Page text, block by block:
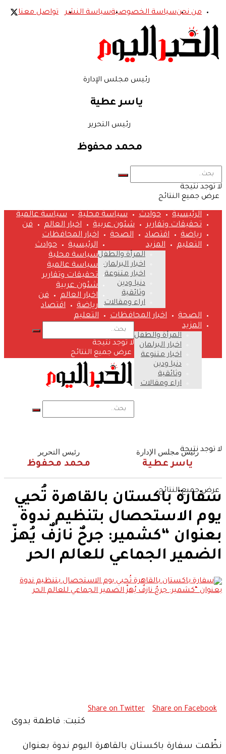
من نحنسياسة الخصوصيةسياسة النشر تواصل معنا
رئيس مجلس الإدارة
ياسر عطية
رئيس التحرير
محمد محفوظ
لا توجد نتيجة
عرض جميع النتائج
الرئيسية حوادث سياسة محلية
سياسة عالمية
تحقيقات وتقارير
شئون عربية اخبار العالم
فن
رياضة
اقتصاد الصحة
اخبار المحافظات
التعليم
المزيد
المرأة والطفل
اخبار البرلمان
اخبار متنوعة
دنيا ودين
وثائقية
اراء ومقالات
الرئيسية
حوادث
سياسة محلية
سياسة عالمية
تحقيقات وتقارير
شئون عربية
اخبار العالم
فن
رياضة
اقتصاد
الصحة
اخبار المحافظات
التعليم
المزيد
المرأة والطفل
اخبار البرلمان
اخبار متنوعة
دنيا ودين
وثائقية
اراء ومقالات
لا توجد نتيجة
عرض جميع النتائج
لا توجد نتيجة
عرض جميع النتائج
رئيس مجلس الإدارة
ياسر عطية
رئيس التحرير
محمد محفوظ
سفارة باكستان بالقاهرة تُحيي
يوم الاستحصال بتنظيم ندوة
بعنوان “كشمير: جرحٌ نازفٌ يُهزّ
الضمير الجماعي للعالم الحر
Share on Facebook
Share on Twitter
كتبت: فاطمة بدوى
نظّمت سفارة باكستان بالقاهرة اليوم ندوة بعنوان